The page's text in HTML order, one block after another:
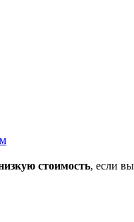
стоимость, если